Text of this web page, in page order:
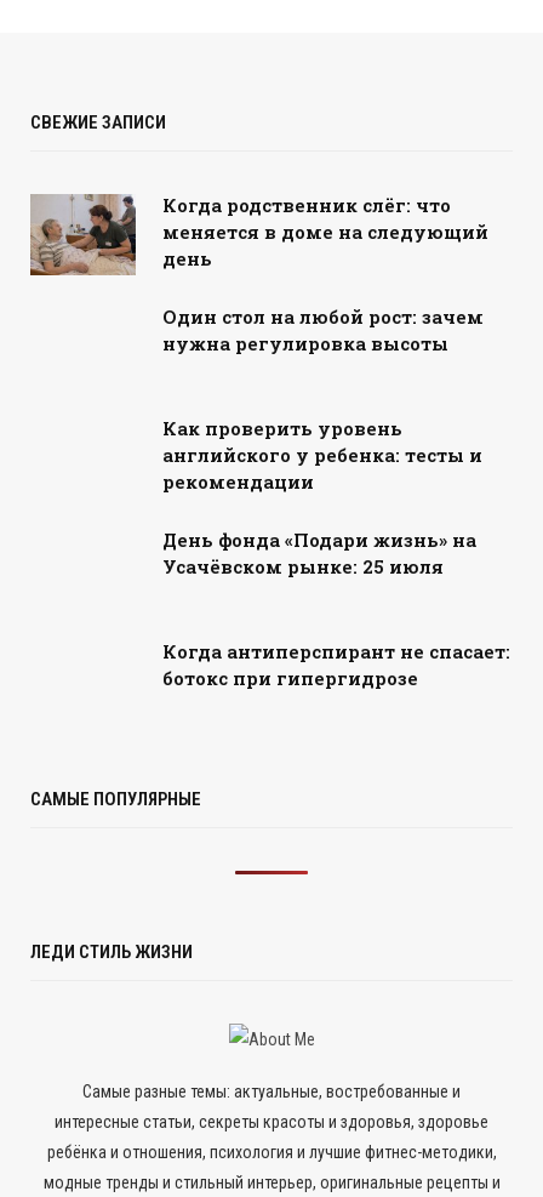
СВЕЖИЕ ЗАПИСИ
Когда родственник слёг: что
меняется в доме на следующий
день
Один стол на любой рост: зачем
нужна регулировка высоты
Как проверить уровень
английского у ребенка: тесты и
рекомендации
День фонда «Подари жизнь» на
Усачёвском рынке: 25 июля
Когда антиперспирант не спасает:
ботокс при гипергидрозе
САМЫЕ ПОПУЛЯРНЫЕ
ЛЕДИ СТИЛЬ ЖИЗНИ
Самые разные темы: актуальные, востребованные и
интересные статьи, секреты красоты и здоровья, здоровье
ребёнка и отношения, психология и лучшие фитнес-методики,
модные тренды и стильный интерьер, оригинальные рецепты и